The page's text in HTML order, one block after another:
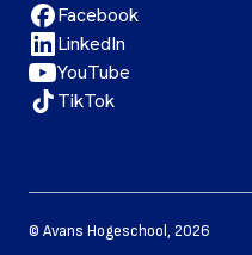
Facebook
LinkedIn
YouTube
TikTok
© Avans Hogeschool,2026